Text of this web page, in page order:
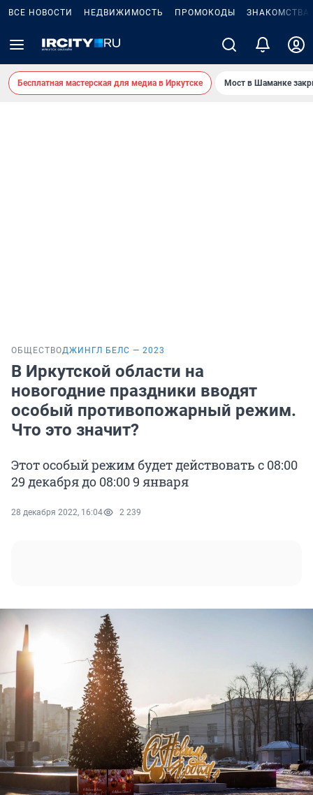
ВСЕ НОВОСТИ НЕДВИЖИМОСТЬ ПРОМОКОДЫ ЗНАКОМСТВА
Бесплатная мастерская для медиа в Иркутске Мост в Шаманке
ОБЩЕСТВОДЖИНГЛ БЕЛС — 2023
В Иркутской области на
новогодние праздники вводят
особый противопожарный режим.
Что это значит?
Этот особый режим будет действовать с 08:00
29 декабря до 08:00 9 января
28 декабря 2022, 16:04 2 239